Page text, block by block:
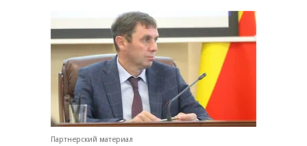
Партнерский материал